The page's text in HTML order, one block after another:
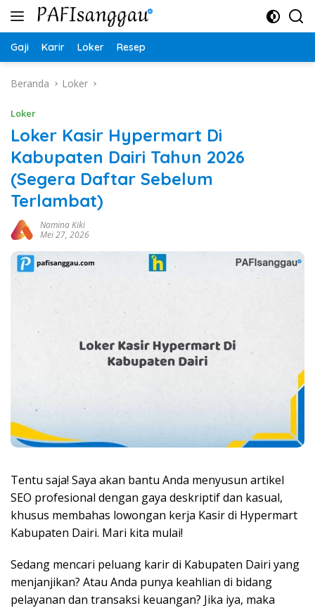
Langsung
Gaji Karir Loker Resep
Beranda Loker
Loker
Loker Kasir Hypermart Di
Kabupaten Dairi Tahun 2026
(Segera Daftar Sebelum
Terlambat)
Namina Kiki
Mei 27, 2026
Tentu saja! Saya akan bantu Anda menyusun artikel
SEO profesional dengan gaya deskriptif dan kasual,
khusus membahas lowongan kerja Kasir di Hypermart
Kabupaten Dairi. Mari kita mulai!
Sedang mencari peluang karir di Kabupaten Dairi yang
menjanjikan? Atau Anda punya keahlian di bidang
pelayanan dan transaksi keuangan? Jika iya, maka